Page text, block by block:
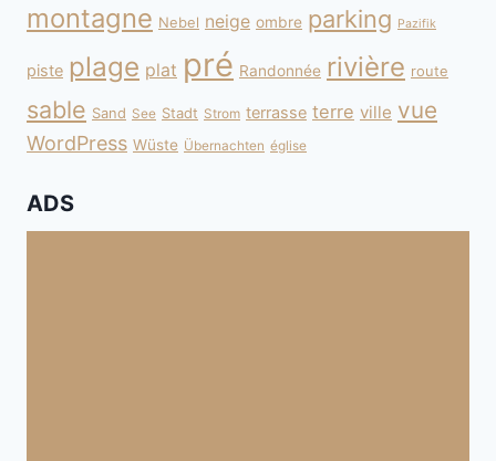
montagne Nebel neige ombre parking Pazifik
piste plage plat pré Randonnée rivière route
sable Sand See Stadt Strom terrasse terre ville vue
WordPress Wüste Übernachten église
ADS